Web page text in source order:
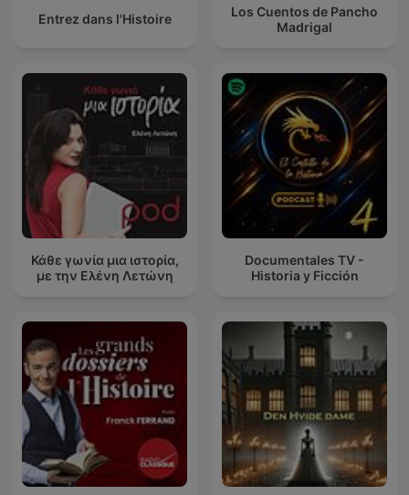
Entrez dans l'Histoire
Los Cuentos de Pancho
Madrigal
Κάθε γωνία μια ιστορία,
με την Ελένη Λετώνη
Documentales TV -
Historia y Ficción